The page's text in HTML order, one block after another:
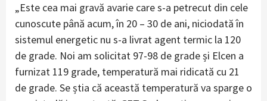
„Este cea mai gravă avarie care s-a petrecut din cele
cunoscute până acum, în 20 – 30 de ani, niciodată în
sistemul energetic nu s-a livrat agent termic la 120
de grade. Noi am solicitat 97-98 de grade și Elcen a
furnizat 119 grade, temperatură mai ridicată cu 21
de grade. Se știa că această temperatură va sparge o